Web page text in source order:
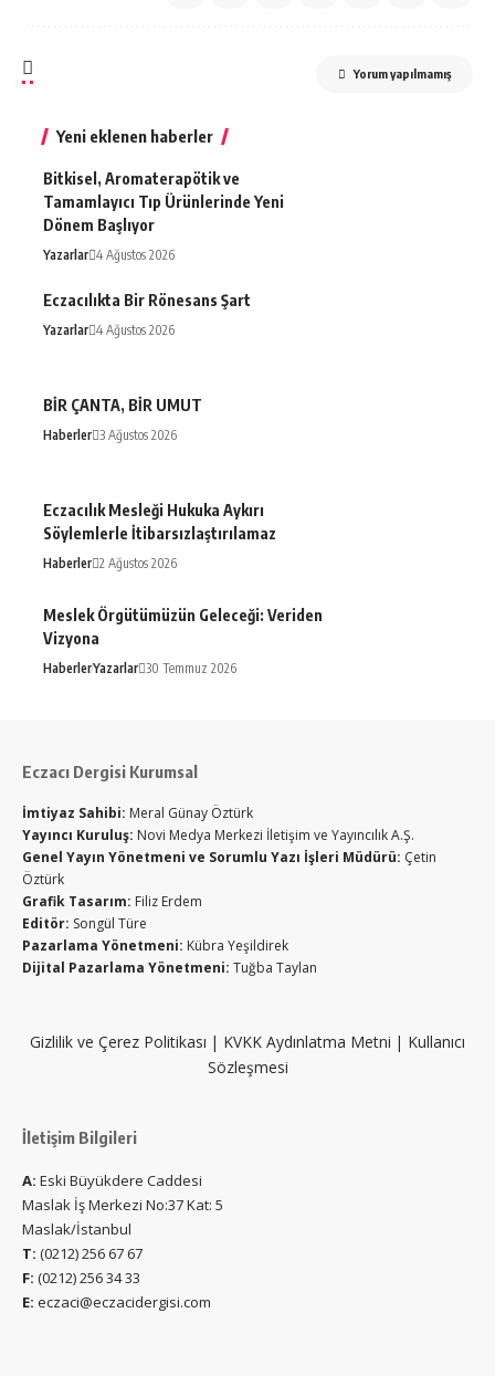
Yorum yapılmamış
Yeni eklenen haberler
Bitkisel, Aromaterapötik ve
Tamamlayıcı Tıp Ürünlerinde Yeni
Dönem Başlıyor
Yazarlar 4 Ağustos 2026
Eczacılıkta Bir Rönesans Şart
Yazarlar 4 Ağustos 2026
BİR ÇANTA, BİR UMUT
Haberler 3 Ağustos 2026
Eczacılık Mesleği Hukuka Aykırı
Söylemlerle İtibarsızlaştırılamaz
Haberler 2 Ağustos 2026
Meslek Örgütümüzün Geleceği: Veriden
Vizyona
HaberlerYazarlar 30 Temmuz 2026
Eczacı Dergisi Kurumsal
İmtiyaz Sahibi: Meral Günay Öztürk
Yayıncı Kuruluş: Novi Medya Merkezi İletişim ve Yayıncılık A.Ş.
Genel Yayın Yönetmeni ve Sorumlu Yazı İşleri Müdürü: Çetin
Öztürk
Grafik Tasarım: Filiz Erdem
Editör: Songül Türe
Pazarlama Yönetmeni: Kübra Yeşildirek
Dijital Pazarlama Yönetmeni: Tuğba Taylan
Gizlilik ve Çerez Politikası | KVKK Aydınlatma Metni | Kullanıcı
Sözleşmesi
İletişim Bilgileri
A: Eski Büyükdere Caddesi
Maslak İş Merkezi No:37 Kat: 5
Maslak/İstanbul
T: (0212) 256 67 67
F: (0212) 256 34 33
E: eczaci@eczacidergisi.com